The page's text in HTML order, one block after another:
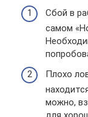
Сбой в
самом
Плохо
можно,